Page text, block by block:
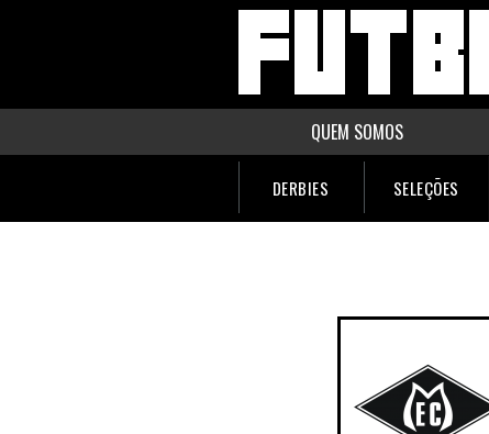
QUEM SOMOS
DERBIES SELEÇÕES